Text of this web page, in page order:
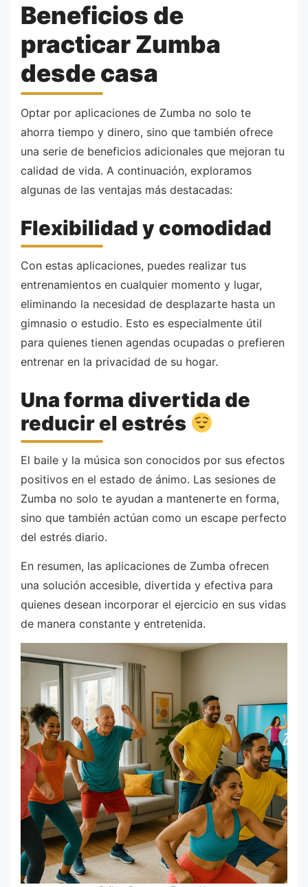
Beneficios de
practicar Zumba
desde casa
Optar por aplicaciones de Zumba no solo te
ahorra tiempo y dinero, sino que también ofrece
una serie de beneficios adicionales que mejoran tu
calidad de vida. A continuación, exploramos
algunas de las ventajas más destacadas:
Flexibilidad y comodidad
Con estas aplicaciones, puedes realizar tus
entrenamientos en cualquier momento y lugar,
eliminando la necesidad de desplazarte hasta un
gimnasio o estudio. Esto es especialmente útil
para quienes tienen agendas ocupadas o prefieren
entrenar en la privacidad de su hogar.
Una forma divertida de
reducir el estrés
El baile y la música son conocidos por sus efectos
positivos en el estado de ánimo. Las sesiones de
Zumba no solo te ayudan a mantenerte en forma,
sino que también actúan como un escape perfecto
del estrés diario.
En resumen, las aplicaciones de Zumba ofrecen
una solución accesible, divertida y efectiva para
quienes desean incorporar el ejercicio en sus vidas
de manera constante y entretenida.